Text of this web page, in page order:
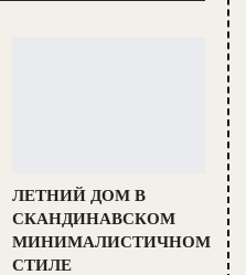
ЛЕТНИЙ ДОМ В
СКАНДИНАВСКОМ
МИНИМАЛИСТИЧНОМ
СТИЛЕ